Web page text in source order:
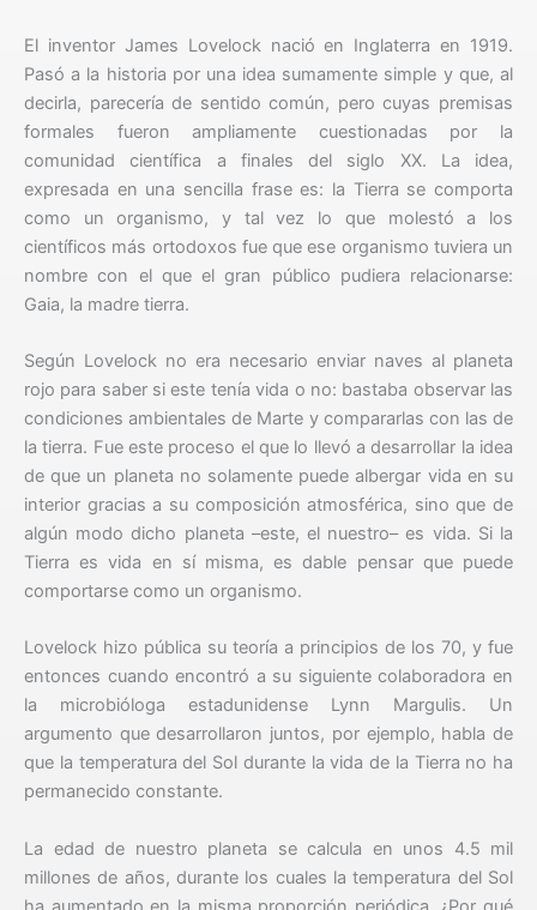
El inventor James Lovelock nació en Inglaterra en 1919.
Pasó a la historia por una idea sumamente simple y que, al
decirla, parecería de sentido común, pero cuyas premisas
formales fueron ampliamente cuestionadas por la
comunidad científica a finales del siglo XX. La idea,
expresada en una sencilla frase es: la Tierra se comporta
como un organismo, y tal vez lo que molestó a los
científicos más ortodoxos fue que ese organismo tuviera un
nombre con el que el gran público pudiera relacionarse:
Gaia, la madre tierra.
Según Lovelock no era necesario enviar naves al planeta
rojo para saber si este tenía vida o no: bastaba observar las
condiciones ambientales de Marte y compararlas con las de
la tierra. Fue este proceso el que lo llevó a desarrollar la idea
de que un planeta no solamente puede albergar vida en su
interior gracias a su composición atmosférica, sino que de
algún modo dicho planeta –este, el nuestro– es vida. Si la
Tierra es vida en sí misma, es dable pensar que puede
comportarse como un organismo.
Lovelock hizo pública su teoría a principios de los 70, y fue
entonces cuando encontró a su siguiente colaboradora en
la microbióloga estadunidense Lynn Margulis. Un
argumento que desarrollaron juntos, por ejemplo, habla de
que la temperatura del Sol durante la vida de la Tierra no ha
permanecido constante.
La edad de nuestro planeta se calcula en unos 4.5 mil
millones de años, durante los cuales la temperatura del Sol